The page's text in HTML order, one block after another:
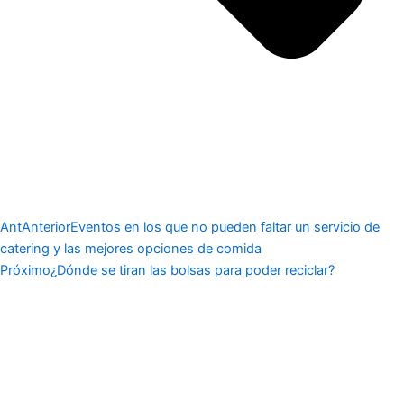
AntAnteriorEventos en los que no pueden faltar un servicio de
catering y las mejores opciones de comida
Próximo¿Dónde se tiran las bolsas para poder reciclar?